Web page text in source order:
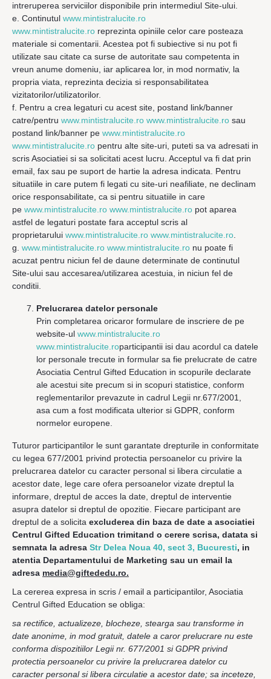
intreruperea serviciilor disponibile prin intermediul Site-ului.
e. Continutul www.mintistralucite.ro
www.mintistralucite.ro reprezinta opiniile celor care posteaza
materiale si comentarii. Acestea pot fi subiective si nu pot fi
utilizate sau citate ca surse de autoritate sau competenta in
vreun anume domeniu, iar aplicarea lor, in mod normativ, la
propria viata, reprezinta decizia si responsabilitatea
vizitatorilor/utilizatorilor.
f. Pentru a crea legaturi cu acest site, postand link/banner
catre/pentru www.mintistralucite.ro www.mintistralucite.ro sau
postand link/banner pe www.mintistralucite.ro
www.mintistralucite.ro pentru alte site-uri, puteti sa va adresati in
scris Asociatiei si sa solicitati acest lucru. Acceptul va fi dat prin
email, fax sau pe suport de hartie la adresa indicata. Pentru
situatiile in care putem fi legati cu site-uri neafiliate, ne declinam
orice responsabilitate, ca si pentru situatiile in care
pe www.mintistralucite.ro www.mintistralucite.ro pot aparea
astfel de legaturi postate fara acceptul scris al
proprietarului www.mintistralucite.ro www.mintistralucite.ro
g. www.mintistralucite.ro www.mintistralucite.ro nu poate fi
acuzat pentru niciun fel de daune determinate de continutul
Site-ului sau accesarea/utilizarea acestuia, in niciun fel de
conditii.
Prelucrarea datelor personale
Prin completarea oricaror formulare de inscriere de pe
website-ul www.mintistralucite.ro
www.mintistralucite.roparticipantii isi dau acordul ca datele
lor personale trecute in formular sa fie prelucrate de catre
Asociatia Centrul Gifted Education in scopurile declarate
ale acestui site precum si in scopuri statistice, conform
reglementarilor prevazute in cadrul Legii nr.677/2001,
asa cum a fost modificata ulterior si GDPR, conform
normelor europene.
Tuturor participantilor le sunt garantate drepturile in conformitate
cu legea 677/2001 privind protectia persoanelor cu privire la
prelucrarea datelor cu caracter personal si libera circulatie a
acestor date, lege care ofera persoanelor vizate dreptul la
informare, dreptul de acces la date, dreptul de interventie
asupra datelor si dreptul de opozitie. Fiecare participant are
dreptul de a solicita excluderea din baza de date a asociatiei
Centrul Gifted Education trimitand o cerere scrisa, datata si
semnata la adresa Str Delea Noua 40, sect 3, Bucuresti, in
atentia Departamentului de Marketing sau un email la
adresa media@giftededu.ro.
La cererea expresa in scris / email a participantilor, Asociatia
Centrul Gifted Education se obliga:
sa rectifice, actualizeze, blocheze, stearga sau transforme in
date anonime, in mod gratuit, datele a caror prelucrare nu este
conforma dispozitiilor Legii nr. 677/2001 si GDPR privind
protectia persoanelor cu privire la prelucrarea datelor cu
caracter personal si libera circulatie a acestor date; sa inceteze,